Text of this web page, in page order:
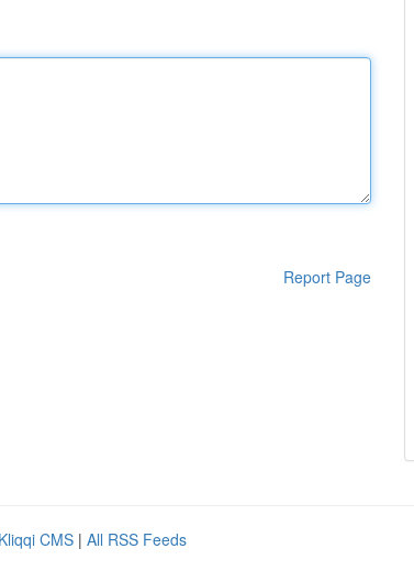
Report Page
Kliqqi CMS | All RSS Feeds